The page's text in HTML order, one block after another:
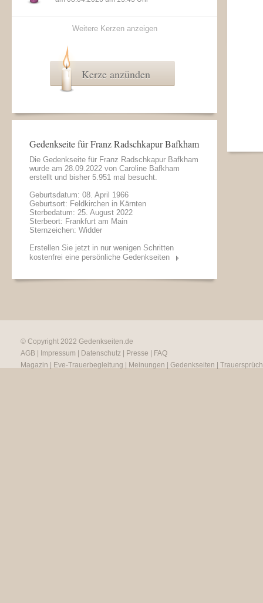
Weitere Kerzen anzeigen
Kerze anzünden
Gedenkseite für Franz Radschkapur Bafkham
Die Gedenkseite für Franz Radschkapur Bafkham
wurde am 28.09.2022 von Caroline Bafkham
erstellt und bisher 5.951 mal besucht.
Geburtsdatum: 08. April 1966
Geburtsort: Feldkirchen in Kärnten
Sterbedatum: 25. August 2022
Sterbeort: Frankfurt am Main
Sternzeichen: Widder
Erstellen Sie jetzt in nur wenigen Schritten
kostenfrei eine persönliche Gedenkseiten
© Copyright 2022 Gedenkseiten.de
AGB
Impressum Datenschutz Presse
FAQ
Magazin
Eve-Trauerbegleitung Meinungen Gedenkseiten